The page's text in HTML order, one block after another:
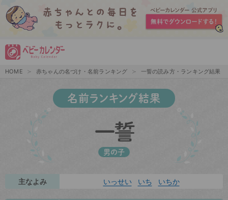
HOME 赤ちゃんの名づけ・名前ランキング 一誓の読み方・ランキング結果
名前ランキング結果
一誓
男の子
主なよみ いっせい いち いちか